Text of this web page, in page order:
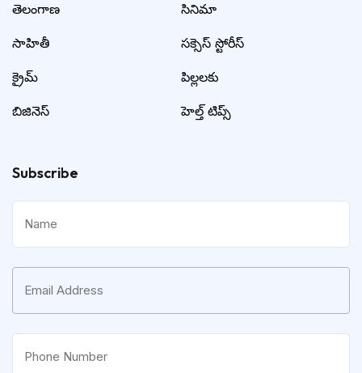
తెలంగాణ
సాహితీ
క్రైమ్
బిజినెస్
సినిమా
సక్సెస్ స్టోరీస్
పిల్లలకు
హెల్త్ టిప్స్
Subscribe